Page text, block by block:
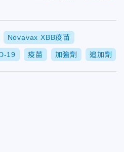
Novavax XBB疫苗
19 疫苗 加強劑 追加劑